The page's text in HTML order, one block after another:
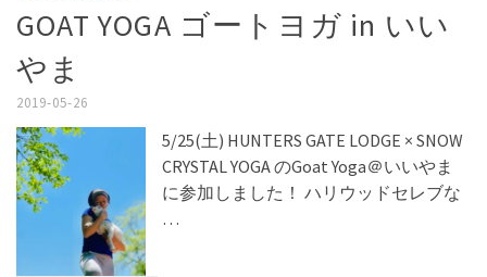
GOAT YOGA ゴートヨガ in いい
やま
2019-05-26
5/25(土) HUNTERS GATE LODGE × SNOW
CRYSTAL YOGA のGoat Yoga＠いいやま
に参加しました！ ハリウッドセレブな
…